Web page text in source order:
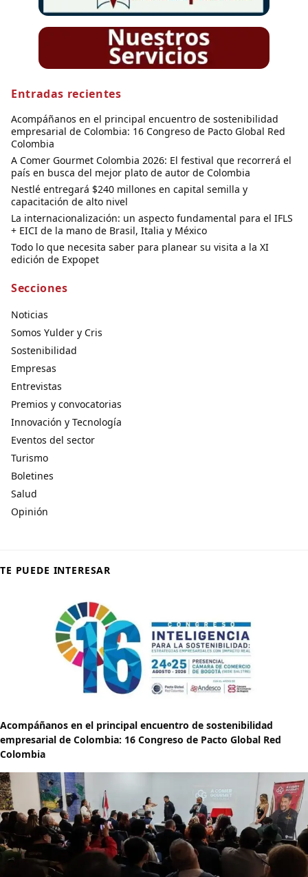
Entradas recientes
Acompáñanos en el principal encuentro de sostenibilidad
empresarial de Colombia: 16 Congreso de Pacto Global Red
Colombia
A Comer Gourmet Colombia 2026: El festival que recorrerá el
país en busca del mejor plato de autor de Colombia
Nestlé entregará $240 millones en capital semilla y
capacitación de alto nivel
La internacionalización: un aspecto fundamental para el IFLS
+ EICI de la mano de Brasil, Italia y México
Todo lo que necesita saber para planear su visita a la XI
edición de Expopet
Secciones
Noticias
Somos Yulder y Cris
Sostenibilidad
Empresas
Entrevistas
Premios y convocatorias
Innovación y Tecnología
Eventos del sector
Turismo
Boletines
Salud
Opinión
TE PUEDE INTERESAR
Acompáñanos en el principal encuentro de sostenibilidad
empresarial de Colombia: 16 Congreso de Pacto Global Red
Colombia